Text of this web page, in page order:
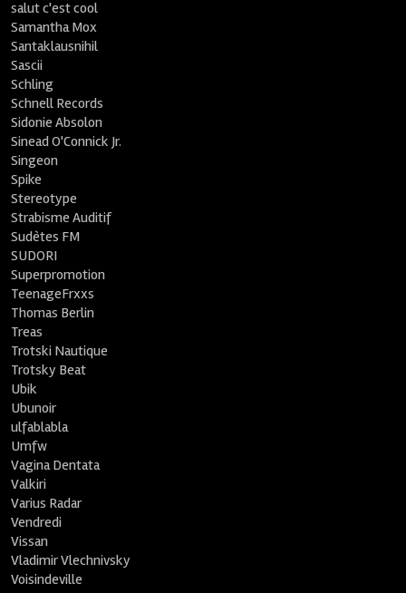
salut c'est cool
Samantha Mox
Santaklausnihil
Sascii
Schling
Schnell Records
Sidonie Absolon
Sinead O'Connick Jr.
Singeon
Spike
Stereotype
Strabisme Auditif
Sudètes FM
SUDORI
Superpromotion
TeenageFrxxs
Thomas Berlin
Treas
Trotski Nautique
Trotsky Beat
Ubik
Ubunoir
ulfablabla
Umfw
Vagina Dentata
Valkiri
Varius Radar
Vendredi
Vissan
Vladimir Vlechnivsky
Voisindeville